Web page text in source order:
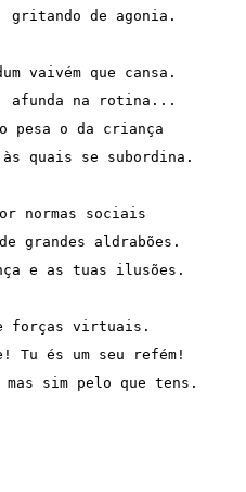
gritando de agonia.
vaivém que cansa.
afunda na rotina...
pesa o da criança
quais se subordina.
normas sociais
grandes aldrabões.
e as tuas ilusões.
forças virtuais.
és um seu refém!
sim pelo que tens.